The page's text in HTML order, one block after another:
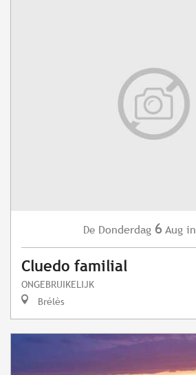
De Donderdag 6 Aug
Cluedo familial
ONGEBRUIKELIJK
Brélès